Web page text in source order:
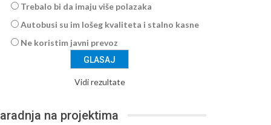
Trebalo bi da imaju više polazaka
Autobusi su im lošeg kvaliteta i stalno kasne
Ne koristim javni prevoz
Vidi rezultate
na projektima